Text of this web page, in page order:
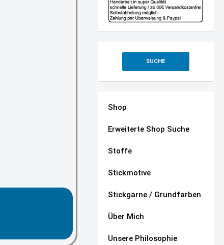
SUCHE
Shop
Erweiterte Shop Suche
Stoffe
Stickmotive
Stickgarne / Grundfarben
Über Mich
Unsere Philosophie